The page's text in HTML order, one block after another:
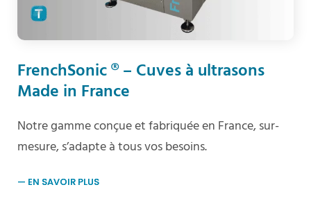
FrenchSonic ® – Cuves à ultrasons
Made in France
Notre gamme conçue et fabriquée en France, sur-
mesure, s’adapte à tous vos besoins.